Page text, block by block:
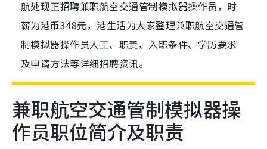
航处现正招聘兼职航空交通管制模拟器操作员，时
薪为港币348元，港生活为大家整理兼职航空交通管
制模拟器操作员人工、职责、入职条件、学历要求
及申请方法等详细招聘资讯。
兼职航空交通管制模拟器操
作员职位简介及职责